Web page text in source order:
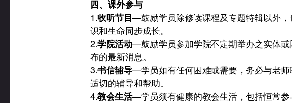
四、课外参与
1.收听节目—鼓励学员除修读课程及专题特辑以外
识和生命同步成长。
2.学院活动—鼓励学员参加学院不定期举办之实体
布的最新消息。
3.书信辅导—学员如有任何困难或需要，务必与老
适切的辅导和帮助。
4.教会生活—学员须有健康的教会生活，包括恒常